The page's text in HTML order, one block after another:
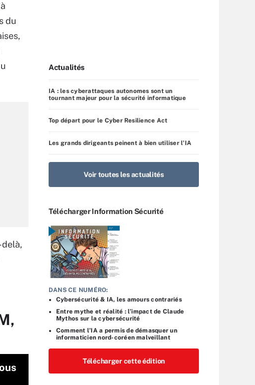
du
delà,
Actualités
IA : les cyberattaques autonomes sont un
tournant majeur pour la sécurité informatique
Top départ pour le Cyber Resilience Act
Les grands dirigeants peinent à bien utiliser l’IA
Voir toutes les actualités
Télécharger Information Sécurité
DANS CE NUMÉRO:
Cybersécurité & IA, les amours contrariés
Entre mythe et réalité : l’impact de Claude
Mythos sur la cybersécurité
Comment l’IA a permis de démasquer un
informaticien nord-coréen malveillant
Télécharger cette édition